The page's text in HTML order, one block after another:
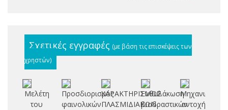
Σχετικές εγγραφές (με βάση τις επισκέψεις των
χρηστών)
Μελέτη
του
Προσδιορισμός
φαινολικών
ΧΑΡΑΚΤΗΡΙΣΜΟΣ
ΠΛΑΣΜΙΔΙΑΚΩΝ
Ενθυλάκωση
βιοδραστικών
Μηχανισμοί
αντοχής